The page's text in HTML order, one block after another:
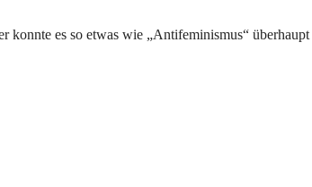
konnte es so etwas wie „Antifeminismus“